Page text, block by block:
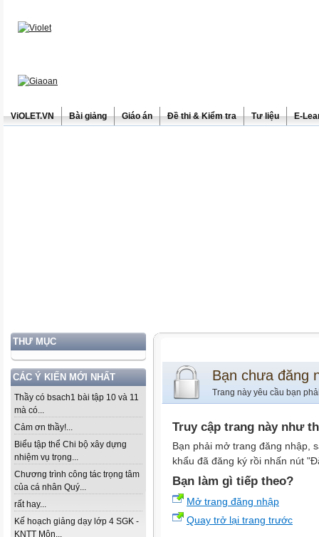
ViOLET.VN Bài giảng Giáo án Đề thi & Kiểm tra Tư liệu E-
THƯ MỤC
CÁC Ý KIẾN MỚI NHẤT
Thầy có bsach1 bài tập 10 và 11
mà có...
Cảm ơn thầy!...
Biểu tập thể Chi bộ xây dựng
nhiệm vụ trọng...
Chương trình công tác trọng tâm
của cá nhân Quý...
rất hay...
Kế hoạch giảng dạy lớp 4 SGK -
KNTT Môn...
Bạn chưa đăng
Trang này yêu cầu bạn
Truy cập trang này như
Bạn phải mở trang đăng nhập,
khẩu đã đăng ký rồi nhấn nút
Bạn làm gì tiếp theo?
Mở trang đăng nhập
Quay trở lại trang trước